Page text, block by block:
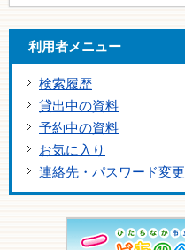
利用者メニュー
検索履歴
貸出中の資料
予約中の資料
お気に入り
連絡先・パスワード変更